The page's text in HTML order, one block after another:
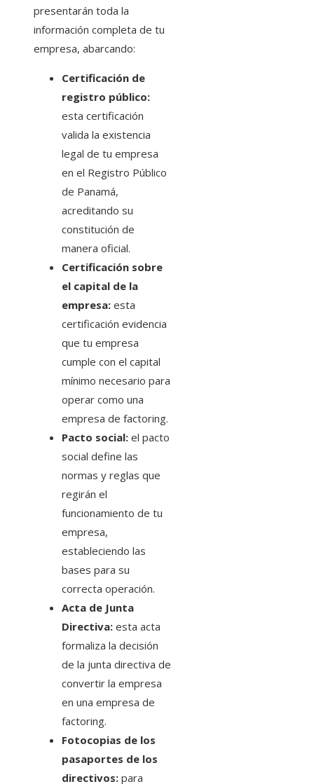
presentarán toda la
información completa de tu
empresa, abarcando:
Certificación de
registro público:
esta certificación
valida la existencia
legal de tu empresa
en el Registro Público
de Panamá,
acreditando su
constitución de
manera oficial.
Certificación sobre
el capital de la
empresa: esta
certificación evidencia
que tu empresa
cumple con el capital
mínimo necesario para
operar como una
empresa de factoring.
Pacto social: el pacto
social define las
normas y reglas que
regirán el
funcionamiento de tu
empresa,
estableciendo las
bases para su
correcta operación.
Acta de Junta
Directiva: esta acta
formaliza la decisión
de la junta directiva de
convertir la empresa
en una empresa de
factoring.
Fotocopias de los
pasaportes de los
directivos: para